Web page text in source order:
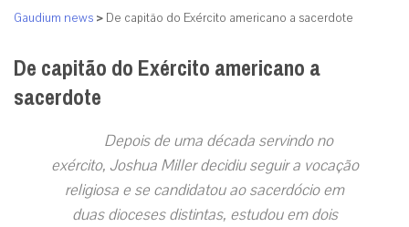
Gaudium news > De capitão do Exército americano a sacerdote
De capitão do Exército americano a
sacerdote
Depois de uma década servindo no
exército, Joshua Miller decidiu seguir a vocação
religiosa e se candidatou ao sacerdócio em
duas dioceses distintas, estudou em dois